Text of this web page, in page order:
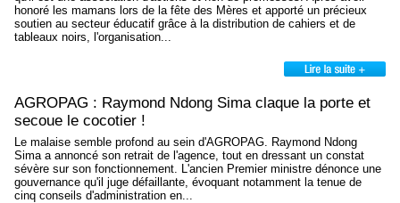
honoré les mamans lors de la fête des Mères et apporté un précieux
soutien au secteur éducatif grâce à la distribution de cahiers et de
tableaux noirs, l'organisation...
AGROPAG : Raymond Ndong Sima claque la porte et
secoue le cocotier !
Le malaise semble profond au sein d'AGROPAG. Raymond Ndong
Sima a annoncé son retrait de l'agence, tout en dressant un constat
sévère sur son fonctionnement. L'ancien Premier ministre dénonce une
gouvernance qu'il juge défaillante, évoquant notamment la tenue de
cinq conseils d'administration en...